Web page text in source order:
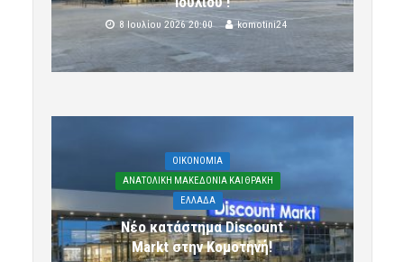
8 Ιουλίου 2026 20:00 komotini24
OIKONOMIA
ΑΝΑΤΟΛΙΚΗ ΜΑΚΕΔΟΝΙΑ ΚΑΙ ΘΡΑΚΗ
ΕΛΛΑΔΑ
Νέο κατάστημα Discount
Markt στην Κομοτηνή!